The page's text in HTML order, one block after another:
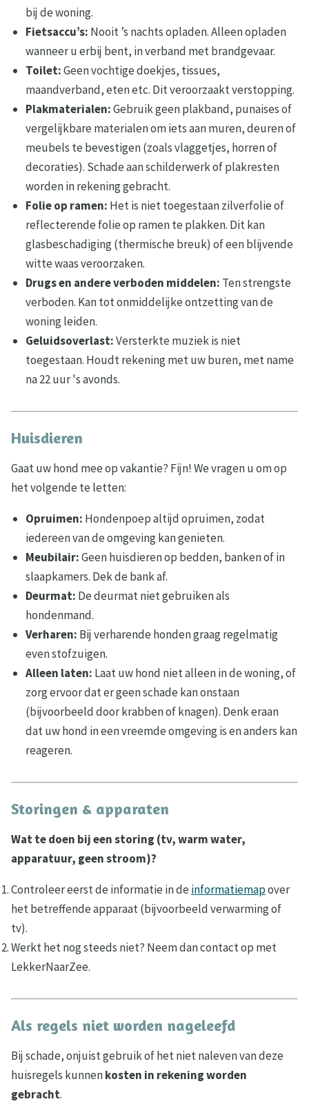
bij de woning.
Fietsaccu’s: Nooit ’s nachts opladen. Alleen opladen
wanneer u erbij bent, in verband met brandgevaar.
Toilet:Geen vochtige doekjes, tissues,
maandverband, eten etc. Dit veroorzaakt verstopping.
Plakmaterialen:Gebruik geen plakband, punaises of
vergelijkbare materialen om iets aan muren, deuren of
meubels te bevestigen (zoals vlaggetjes, horren of
decoraties). Schade aan schilderwerk of plakresten
worden in rekening gebracht.
Folie op ramen: Het is niet toegestaan zilverfolie of
reflecterende folie op ramen te plakken. Dit kan
glasbeschadiging (thermische breuk) of een blijvende
witte waas veroorzaken.
Drugs en andere verboden middelen: Ten strengste
verboden. Kan tot onmiddelijke ontzetting van de
woning leiden.
Geluidsoverlast:Versterkte muziek is niet
toegestaan. Houdt rekening met uw buren, met name
na 22 uur 's avonds.
Huisdieren
Gaat uw hond mee op vakantie? Fijn! We vragen u om op
het volgende te letten:
Opruimen: Hondenpoep altijd opruimen, zodat
iedereen van de omgeving kan genieten.
Meubilair:Geen huisdieren op bedden, banken of in
slaapkamers. Dek de bank af.
Deurmat: De deurmat niet gebruiken als
hondenmand.
Verharen: Bij verharende honden graag regelmatig
even stofzuigen.
Alleen laten: Laat uw hond niet alleen in de woning, of
zorg ervoor dat er geen schade kan onstaan
(bijvoorbeeld door krabben of knagen). Denk eraan
dat uw hond in een vreemde omgeving is en anders kan
reageren.
Storingen & apparaten
Wat te doen bij een storing (tv, warm water,
apparatuur, geen stroom)?
Controleer eerst de informatie in de informatiemapover
het betreffende apparaat (bijvoorbeeld verwarming of
tv).
Werkt het nog steeds niet? Neem dan contact op met
LekkerNaarZee.
Als regels niet worden nageleefd
Bij schade, onjuist gebruik of het niet naleven van deze
huisregels kunnenkosten in rekening worden
gebracht.